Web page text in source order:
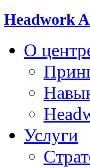
Headwork
О
Услуги